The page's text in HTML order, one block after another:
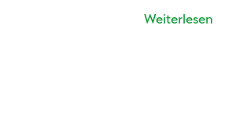
Weiterlesen